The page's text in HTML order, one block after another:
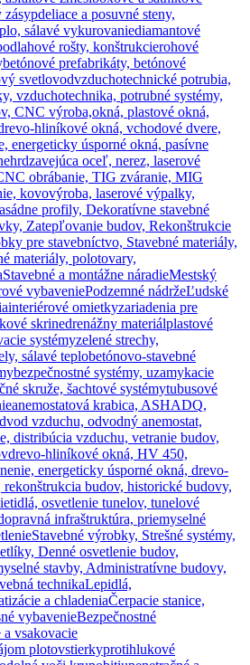
zásypdeliace a posuvné steny,
sálavé vykurovaniediamantové
rošty, konštrukcierohové
betónové prefabrikáty, betónové
svetlovodvzduchotechnické potrubia,
vzduchotechnika, potrubné systémy,
CNC výroba,okná, plastové okná,
hliníkové okná, vchodové dvere,
energeticky úsporné okná, pasívne
oceľ, nerez, laserové
obrábanie, TIG zváranie, MIG
kovovýroba, laserové výpalky,
profily, Dekoratívne stavebné
Zatepľovanie budov, Rekonštrukcie
pre stavebníctvo, Stavebné materiály,
materiály, polotovary,
Stavebné a montážne náradieMestský
vybaveniePodzemné nádržeĽudské
interiérové omietkyzariadenia pre
skrinedrenážny materiálplastové
systémyzelené strechy,
sálavé teplobetónovo-stavebné
bezpečnostné systémy, uzamykacie
skruže, šachtové systémytubusové
anemostatová krabica, ASHADQ,
vzduchu, odvodný anemostat,
distribúcia vzduchu, vetranie budov,
drevo-hliníkové okná, HV 450,
energeticky úsporné okná, drevo-
budov, historické budovy,
osvetlenie tunelov, tunelové
infraštruktúra, priemyselné
Stavebné výrobky, Strešné systémy,
Denné osvetlenie budov,
stavby, Administratívne budovy,
technikaLepidlá,
a chladeniaČerpacie stanice,
vybavenieBezpečnostné
a vsakovacie
plotovstierkyprotihlukové